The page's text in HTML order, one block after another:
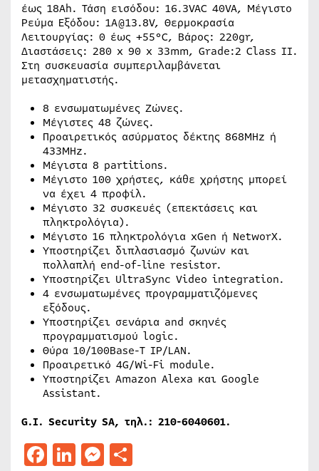
έως 18Ah. Τάση εισόδου: 16.3VAC 40VA, Μέγιστο
Ρεύμα Εξόδου: 1Α@13.8V, Θερμοκρασία
Λειτουργίας: 0 έως +55°C, Βάρος: 220gr,
Διαστάσεις: 280 x 90 x 33mm, Grade:2 Class II.
Στη συσκευασία συμπεριλαμβάνεται
μετασχηματιστής.
8 ενσωματωμένες Ζώνες.
Μέγιστες 48 ζώνες.
Προαιρετικός ασύρματος δέκτης 868MHz ή
433MHz.
Μέγιστα 8 partitions.
Μέγιστο 100 χρήστες, κάθε χρήστης μπορεί
να έχει 4 προφίλ.
Μέγιστο 32 συσκευές (επεκτάσεις και
πληκτρολόγια).
Μέγιστο 16 πληκτρολόγια xGen ή NetworX.
Υποστηρίζει διπλασιασμό ζωνών και
πολλαπλή end-of-line resistor.
Υποστηρίζει UltraSync Video integration.
4 ενσωματωμένες προγραμματιζόμενες
εξόδους.
Υποστηρίζει σενάρια and σκηνές
προγραμματισμού logic.
Θύρα 10/100Base-T IP/LAN.
Προαιρετικό 4G/Wi-Fi module.
Υποστηρίζει Amazon Alexa και Google
Assistant.
G.I. Security SA, τηλ.: 210-6040601.
Facebook
LinkedIn
Messenger